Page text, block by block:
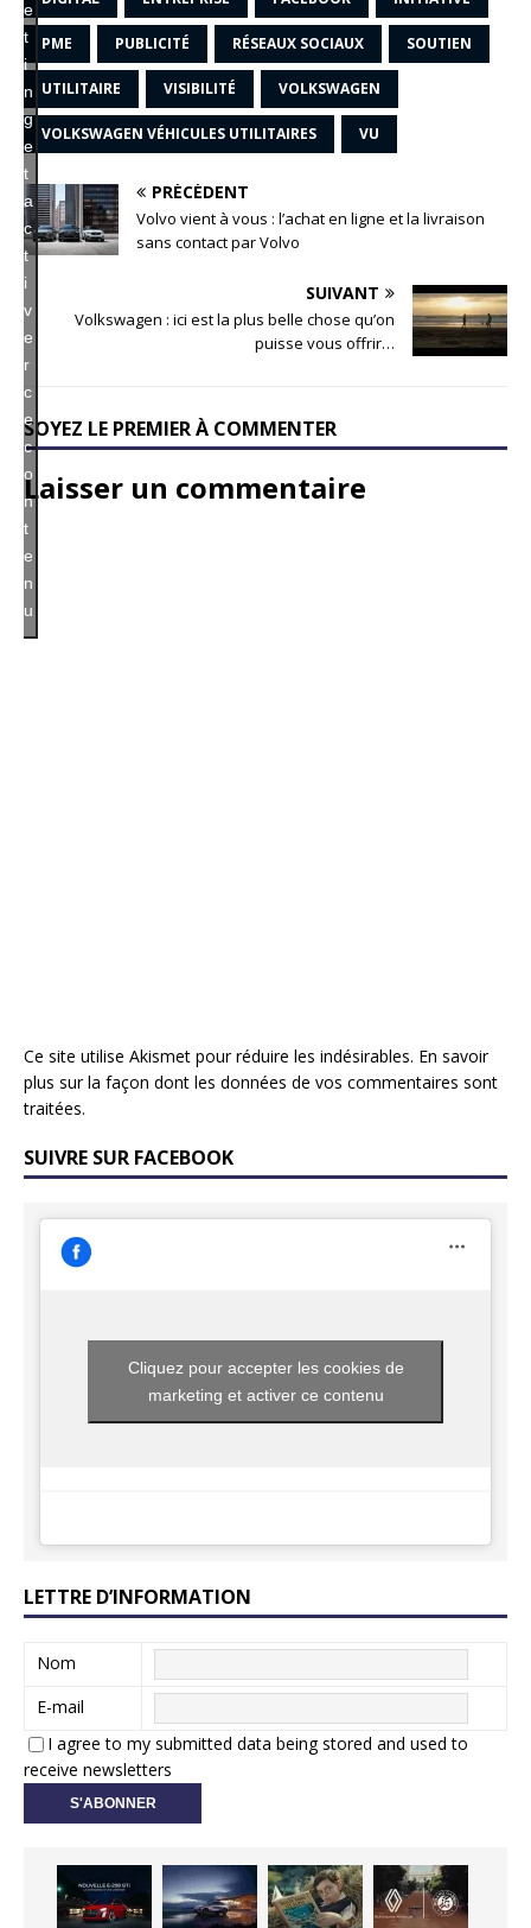
e
t
i
n
g
e
t
a
c
t
i
v
e
r
c
e
c
o
n
t
e
n
u
PME PUBLICITÉ RÉSEAUX SOCIAUX SOUTIEN
UTILITAIRE VISIBILITÉ VOLKSWAGEN
VOLKSWAGEN VÉHICULES UTILITAIRES VU
PRÉCÉDENT
Volvo vient à vous : l’achat en ligne et la livraison
sans contact par Volvo
SUIVANT
Volkswagen : ici est la plus belle chose qu’on
puisse vous offrir…
SOYEZ LE PREMIER À COMMENTER
Laisser un commentaire
Ce site utilise Akismet pour réduire les indésirables. En savoir
plus sur la façon dont les données de vos commentaires sont
traitées.
SUIVRE SUR FACEBOOK
Cliquez pour accepter les cookies de
marketing et activer ce contenu
LETTRE D’INFORMATION
Nom
E-mail
I agree to my submitted data being stored and used to
receive newsletters